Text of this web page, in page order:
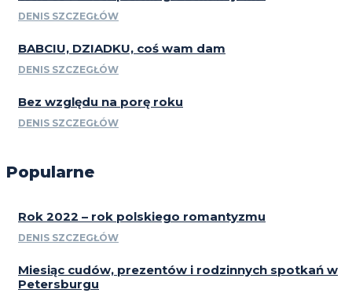
DENIS SZCZEGŁÓW
BABCIU, DZIADKU, coś wam dam
DENIS SZCZEGŁÓW
Bez względu na porę roku
DENIS SZCZEGŁÓW
Popularne
Rok 2022 – rok polskiego romantyzmu
DENIS SZCZEGŁÓW
Miesiąc cudów, prezentów i rodzinnych spotkań w
Petersburgu